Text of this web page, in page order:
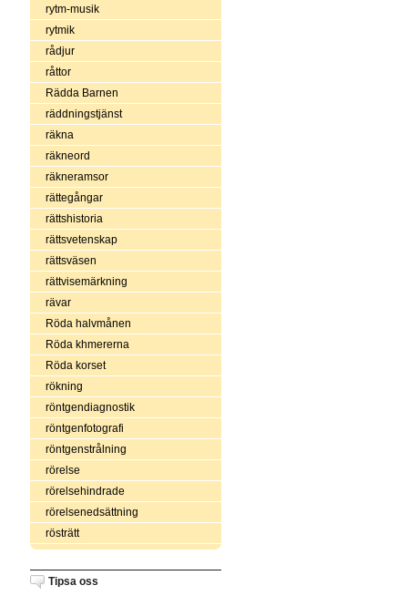
rytm-musik
rytmik
rådjur
råttor
Rädda Barnen
räddningstjänst
räkna
räkneord
räkneramsor
rättegångar
rättshistoria
rättsvetenskap
rättsväsen
rättvisemärkning
rävar
Röda halvmånen
Röda khmererna
Röda korset
rökning
röntgendiagnostik
röntgenfotografi
röntgenstrålning
rörelse
rörelsehindrade
rörelsenedsättning
rösträtt
Tipsa oss